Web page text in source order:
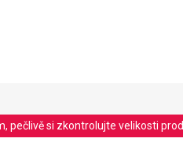
pečlivě si zkontrolujte velikosti